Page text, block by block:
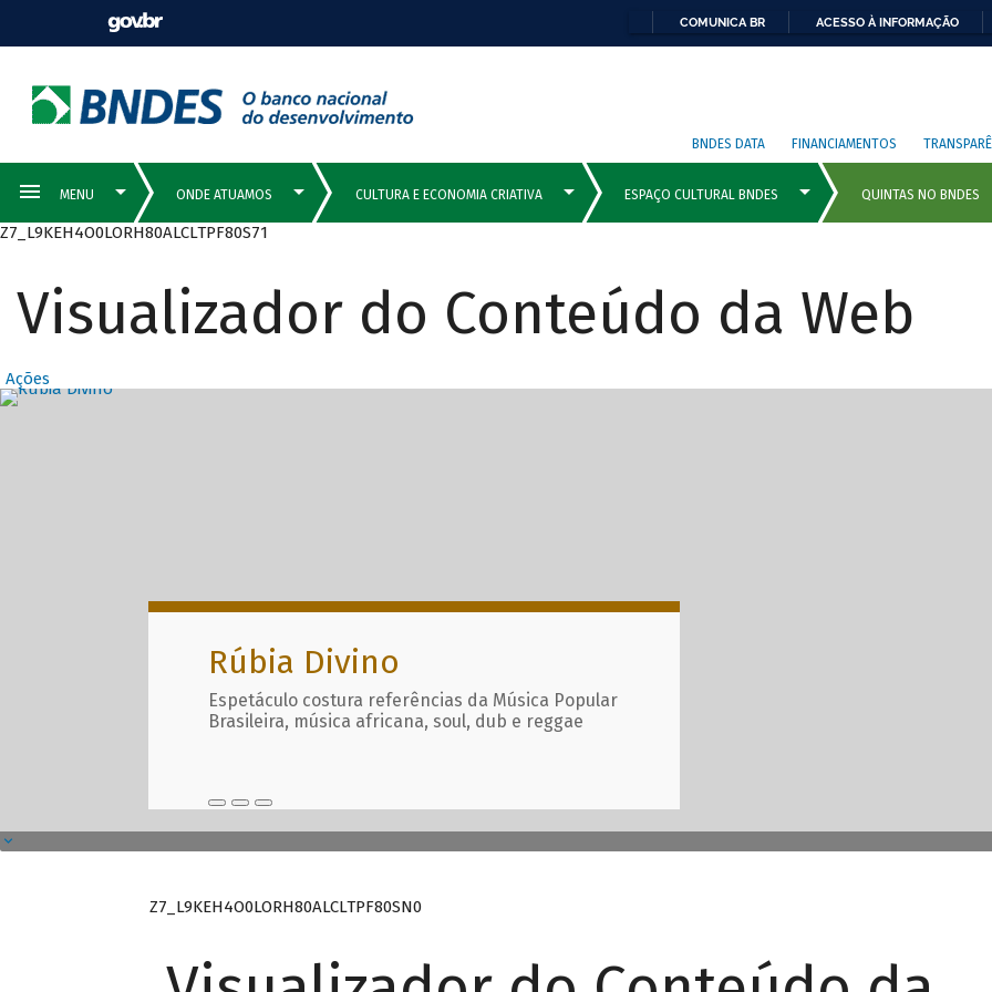
COMUNICA BR ACESSO À INFORMAÇÃO
BNDES DATA FINANCIAMENTOS
Z7_L9KEH4O0LORH80ALCLTPF80S71
Visualizador do Conteúdo da Web
Ações
Destaques Principais com
Rúbia Divino
Espetáculo costura referências da Música Popular
Brasileira, música africana, soul, dub e reggae
Z7_L9KEH4O0LORH80ALCLTPF80SN0